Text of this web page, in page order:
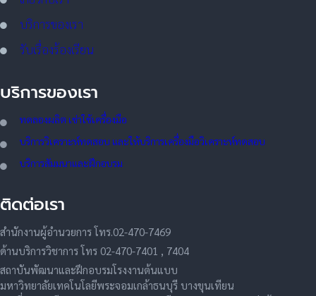
บริการของเรา
รับเรื่องร้องเรียน
บริการของเรา
ทดลองผลิต เช่าใช้เครื่องมือ
บริการวิเคราะห์ทดสอบ และให้บริการเครื่องมือวิเคราะห์ทดสอบ
บริการสัมมนาและฝึกอบรม
ติดต่อเรา
สำนักงานผู้อำนวยการ โทร.02-470-7469
ด้านบริการวิชาการ โทร 02-470-7401 , 7404
สถาบันพัฒนาและฝึกอบรมโรงงานต้นแบบ
มหาวิทยาลัยเทคโนโลยีพระจอมเกล้าธนบุรี บางขุนเทียน